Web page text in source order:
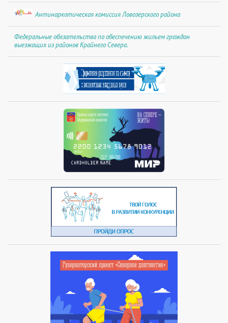
Антинаркотическая комиссия Ловозерского района
Федеральные обязательства по обеспечению жильем граждан
выезжащих из районов Крайнего Севера.